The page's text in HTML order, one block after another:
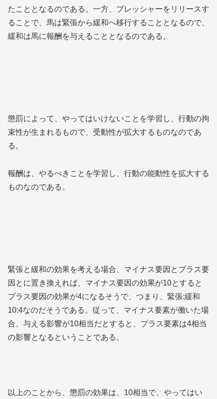
たこととなるのである。一方、プレッシャーをリリースす
ることで、馬は緊張から緩和へ移行することとなるので、
緩和は馬に報酬を与えることとなるのである。
懲罰によって、やってはいけないことを学習し、行動の拘
束性が生まれるもので、受動性が拡大するものなのであ
る。
報酬は、やるべきことを学習し、行動の能動性を拡大する
ものなのである。
緊張と緩和の効果を考える場合、マイナス要因とプラス要
因とに置き換えれば、マイナス要因の効果が10とすると
プラス要因の効果が4になるそうで、つまり、緊張:緩和
10:4なのだそうである。従って、マイナス要素が働いた場
合、与える影響が10相当だとすると、プラス要素は4相当
の影響となるということである。
以上のことから、懲罰の効果は、10相当で、やってはい